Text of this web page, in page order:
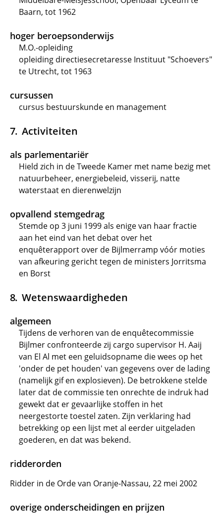
Baarn, tot 1962
hoger beroepsonderwijs
M.O.-opleiding
opleiding directiesecretaresse Instituut "Schoevers"
te Utrecht, tot 1963
cursussen
cursus bestuurskunde en management
Activiteiten
als parlementariër
Hield zich in de Tweede Kamer met name bezig met
natuurbeheer, energiebeleid, visserij, natte
waterstaat en dierenwelzijn
opvallend stemgedrag
Stemde op 3 juni 1999 als enige van haar fractie
aan het eind van het debat over het
enquêterapport over de Bijlmerramp vóór moties
van afkeuring gericht tegen de ministers Jorritsma
en Borst
Wetenswaardigheden
algemeen
Tijdens de verhoren van de enquêtecommissie
Bijlmer confronteerde zij cargo supervisor H. Aaij
van El Al met een geluidsopname die wees op het
'onder de pet houden' van gegevens over de lading
(namelijk gif en explosieven). De betrokkene stelde
later dat de commissie ten onrechte de indruk had
gewekt dat er gevaarlijke stoffen in het
neergestorte toestel zaten. Zijn verklaring had
betrekking op een lijst met al eerder uitgeladen
goederen, en dat was bekend.
ridderorden
Ridder in de Orde van Oranje-Nassau, 22 mei 2002
overige onderscheidingen en prijzen